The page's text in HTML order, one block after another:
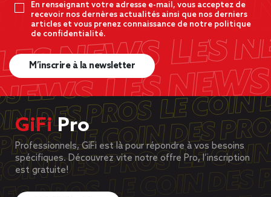
En renseignant votre adresse e-mail, vous acceptez de
recevoir nos dernères actualités ainsi que nos derniers
articles et vous prenez connaissance de notre politique
de confidentialité.
M’inscrire à la newsletter
GiFiPro
Professionnels, GiFi est là pour répondre à vos besoins
spécifiques. Découvrez vite notre offre Pro, l’inscription
est gratuite!